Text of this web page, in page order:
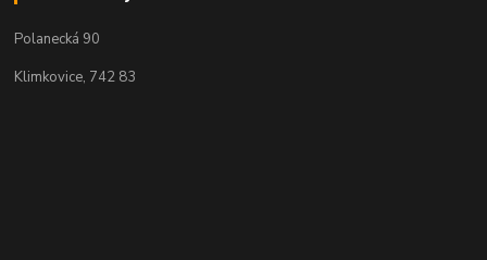
Polanecká 90
Klimkovice, 742 83